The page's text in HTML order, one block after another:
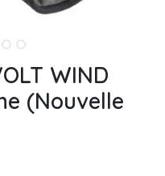
WIND
(Nouvelle